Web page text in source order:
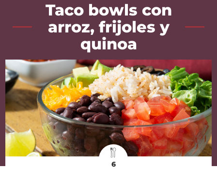
Taco bowls con
arroz, frijoles y
quinoa
6